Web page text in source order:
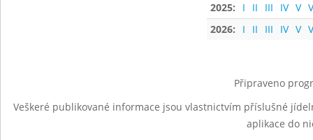
2025:
I II III IV V
2026:
I II III IV V
Připraveno
Veškeré publikované informace jsou vlastnictvím příslušné
aplikace do